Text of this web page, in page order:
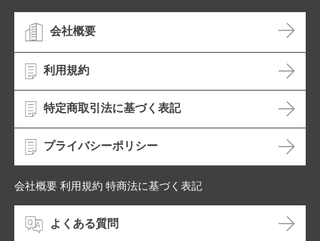
会社概要
利用規約
特定商取引法に基づく表記
プライバシーポリシー
会社概要 利用規約 特商法に基づく表記
よくある質問